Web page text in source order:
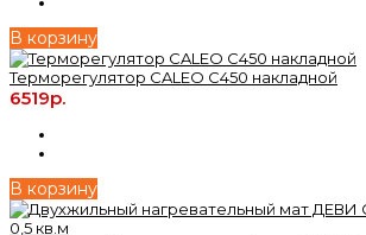
В корзину
Терморегулятор CALEO C450 накладной
6519р.
В корзину